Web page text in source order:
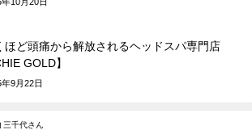
10月20日
ほど頭痛から解放されるヘッドスパ専門店
GOLD】
9月22日
三千代さん